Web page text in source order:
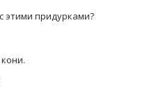
придурками?